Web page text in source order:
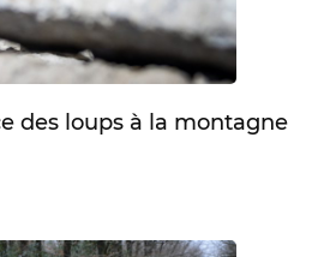
des loups à la montagne